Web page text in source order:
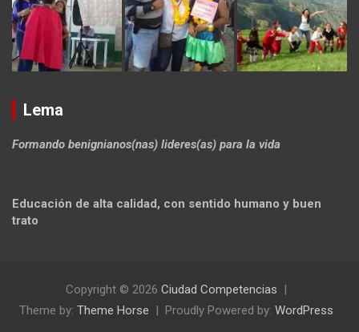
Lema
Formando benignianos(nas) lideres(as) para la vida
Educación de alta calidad, con sentido humano y buen
trato
Copyright © 2026 Ciudad Competencias
Theme by: Theme Horse Proudly Powered by: WordPress